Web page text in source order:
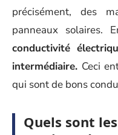
précisément, des
panneaux solaires.
conductivité
intermédiaire. Ceci
qui sont de bons
Quels sont